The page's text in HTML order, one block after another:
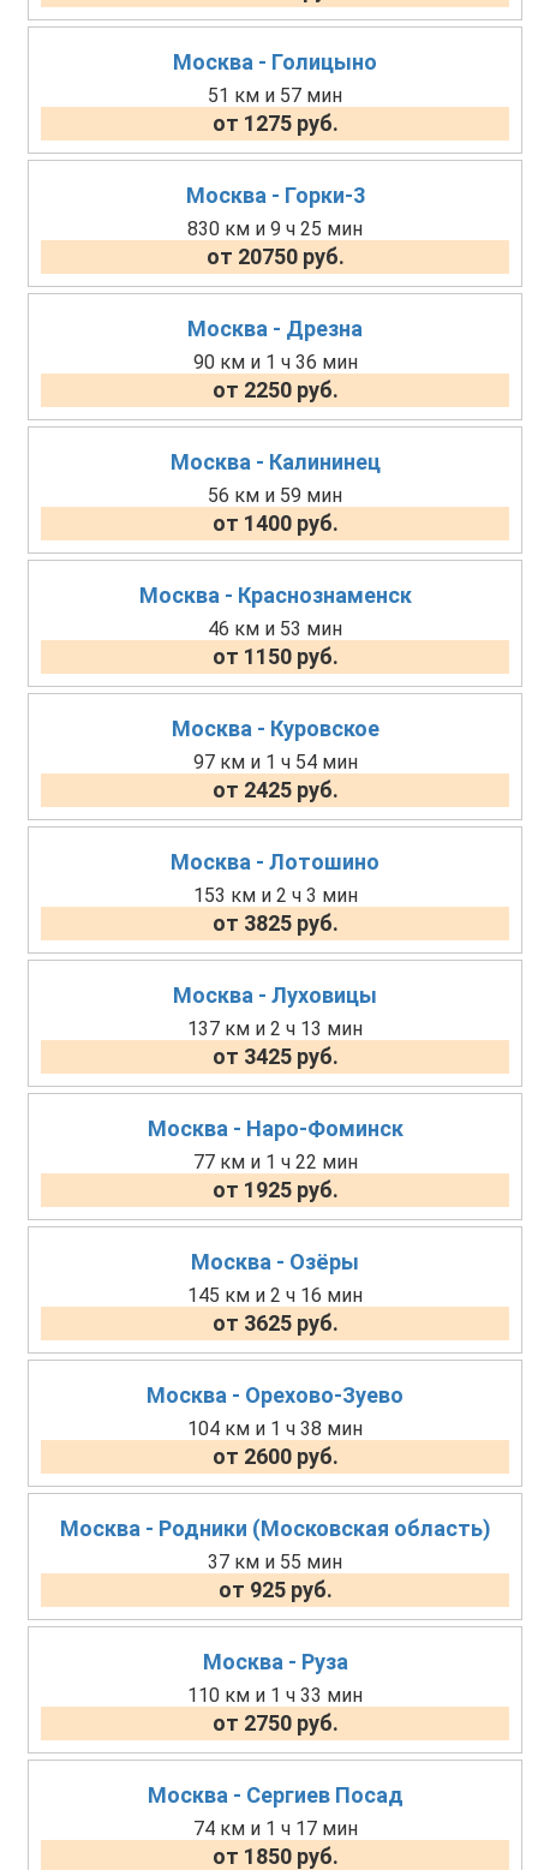
Москва - Голицыно
51 км и 57 мин
от 1275 руб.
Москва - Горки-3
830 км и 9 ч 25 мин
от 20750 руб.
Москва - Дрезна
90 км и 1 ч 36 мин
от 2250 руб.
Москва - Калининец
56 км и 59 мин
от 1400 руб.
Москва - Краснознаменск
46 км и 53 мин
от 1150 руб.
Москва - Куровское
97 км и 1 ч 54 мин
от 2425 руб.
Москва - Лотошино
153 км и 2 ч 3 мин
от 3825 руб.
Москва - Луховицы
137 км и 2 ч 13 мин
от 3425 руб.
Москва - Наро-Фоминск
77 км и 1 ч 22 мин
от 1925 руб.
Москва - Озёры
145 км и 2 ч 16 мин
от 3625 руб.
Москва - Орехово-Зуево
104 км и 1 ч 38 мин
от 2600 руб.
Москва - Родники (Московская область)
37 км и 55 мин
от 925 руб.
Москва - Руза
110 км и 1 ч 33 мин
от 2750 руб.
Москва - Сергиев Посад
74 км и 1 ч 17 мин
от 1850 руб.